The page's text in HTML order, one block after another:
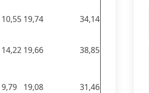
10,55 19,74 34,14
14,22 19,66 38,85
9,79 19,08 31,46